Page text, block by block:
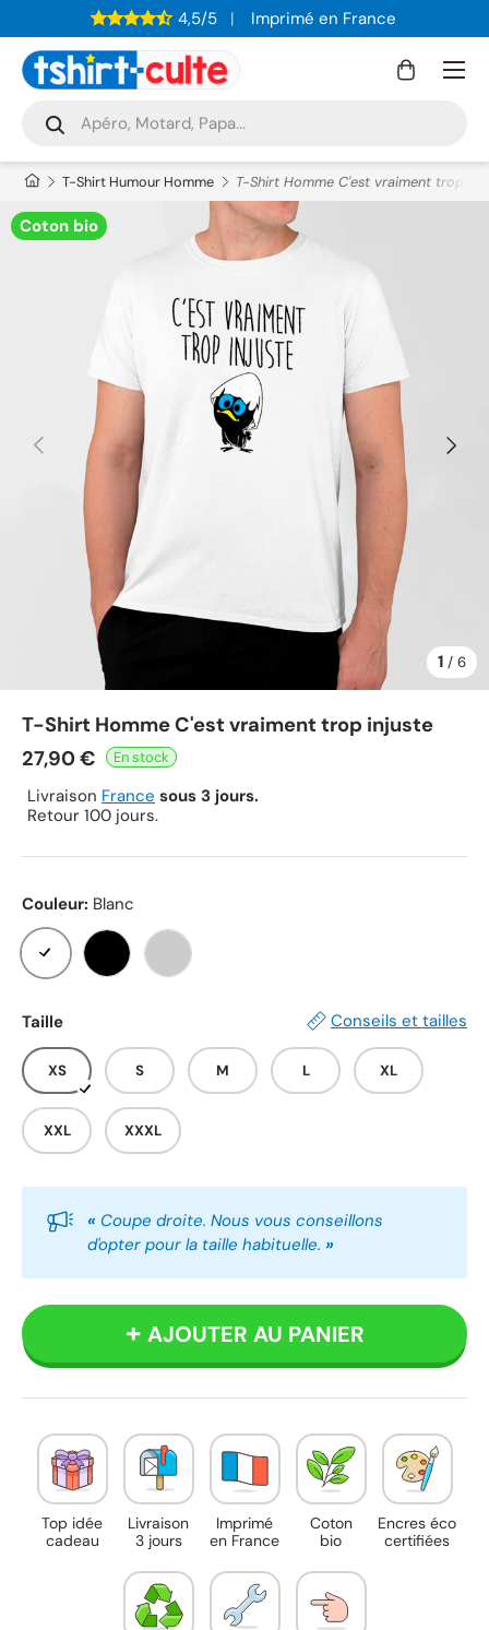
ALLER AU CONTENU
4,5/5 Imprimé en France
Recherche
Rechercher
Panier
Menu
T-Shirt Humour Homme T-Shirt Homme C'est vraiment trop
Coton bio
PRÉCÉDENT
1 / de
6
T-Shirt Homme C'est vraiment trop injuste
27,90 €
Livraison France sous 3 jours.
Retour 100 jours.
Taille Conseils et tailles
XS S M L XL
XXL XXXL
Couleur: Blanc
Blanc Noir Gris
« Coupe droite. Nous vous conseillons
d'opter pour la taille habituelle. »
AJOUTER AU PANIER
Top idée
cadeau
Livraison
3 jours
Imprimé
en France
Coton
bio
Encres éco
certifiées